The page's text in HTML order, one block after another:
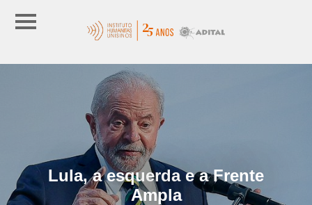
Lula, a esquerda e a Frente
Ampla